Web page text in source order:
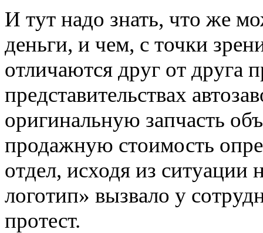
И тут надо знать, что же
деньги, и чем, с точки
отличаются друг от друга
представительствах
оригинальную запчасть
продажную стоимость
отдел, исходя из ситуации
логотип» вызвало у
протест.